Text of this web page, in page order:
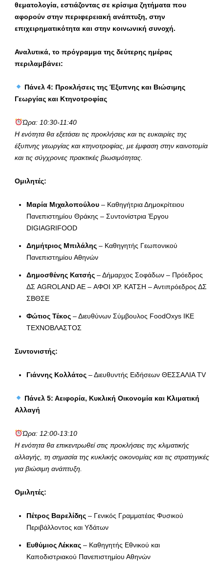
θεματολογία, εστιάζοντας σε κρίσιμα ζητήματα που
αφορούν στην περιφερειακή ανάπτυξη, στην
επιχειρηματικότητα και στην κοινωνική συνοχή.
Αναλυτικά, το πρόγραμμα της δεύτερης ημέρας
περιλαμβάνει:
Πάνελ 4: Προκλήσεις της Έξυπνης και Βιώσιμης
Γεωργίας και Κτηνοτροφίας
Ώρα: 10:30-11:40
Η ενότητα θα εξετάσει τις προκλήσεις και τις ευκαιρίες της
έξυπνης γεωργίας και κτηνοτροφίας, με έμφαση στην καινοτομία
και τις σύγχρονες πρακτικές βιωσιμότητας.
Ομιλητές:
Μαρία Μιχαλοπούλου – Καθηγήτρια Δημοκρίτειου
Πανεπιστημίου Θράκης – Συντονίστρια Έργου
DIGIAGRIFOOD
Δημήτριος Μπιλάλης – Καθηγητής Γεωπονικού
Πανεπιστημίου Αθηνών
Δημοσθένης Κατσής – Δήμαρχος Σοφάδων – Πρόεδρος
ΔΣ AGROLAND AE – ΑΦΟΙ ΧΡ. ΚΑΤΣΗ – Αντιπρόεδρος ΔΣ
ΣΒΘΣΕ
Φώτιος Τέκος – Διευθύνων Σύμβουλος FoodOxys ΙΚΕ
ΤΕΧΝΟΒΛΑΣΤΟΣ
Συντονιστής:
Γιάννης Κολλάτος – Διευθυντής Ειδήσεων ΘΕΣΣΑΛΙΑ TV
Πάνελ 5: Αειφορία, Κυκλική Οικονομία και Κλιματική
Αλλαγή
Ώρα: 12:00-13:10
Η ενότητα θα επικεντρωθεί στις προκλήσεις της κλιματικής
αλλαγής, τη σημασία της κυκλικής οικονομίας και τις στρατηγικές
για βιώσιμη ανάπτυξη.
Ομιλητές:
Πέτρος Βαρελίδης – Γενικός Γραμματέας Φυσικού
Περιβάλλοντος και Υδάτων
Ευθύμιος Λέκκας – Καθηγητής Εθνικού και
Καποδιστριακού Πανεπιστημίου Αθηνών